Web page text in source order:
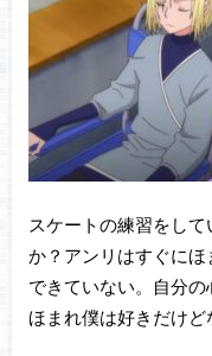
スケートの練習をし
か？アンリはすぐに
できていない。自分
ほまれ僕は好きだけど